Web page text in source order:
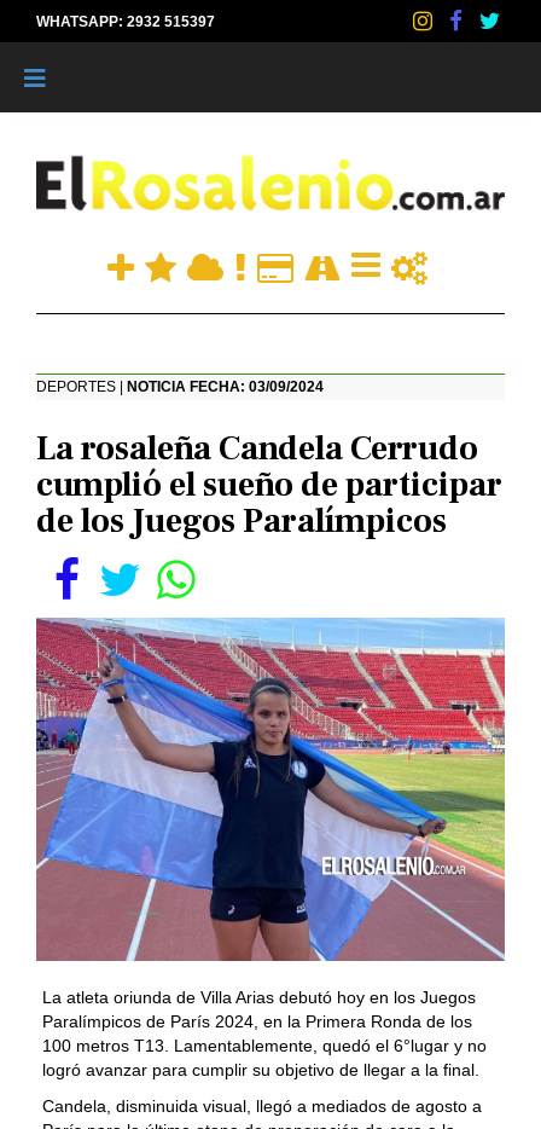
WHATSAPP: 2932 515397
DEPORTES | NOTICIA FECHA: 03/09/2024
La rosaleña Candela Cerrudo
cumplió el sueño de participar
de los Juegos Paralímpicos
La atleta oriunda de Villa Arias debutó hoy en los Juegos
Paralímpicos de París 2024, en la Primera Ronda de los
100 metros T13. Lamentablemente, quedó el 6°lugar y no
logró avanzar para cumplir su objetivo de llegar a la final.
Candela, disminuida visual, llegó a mediados de agosto a